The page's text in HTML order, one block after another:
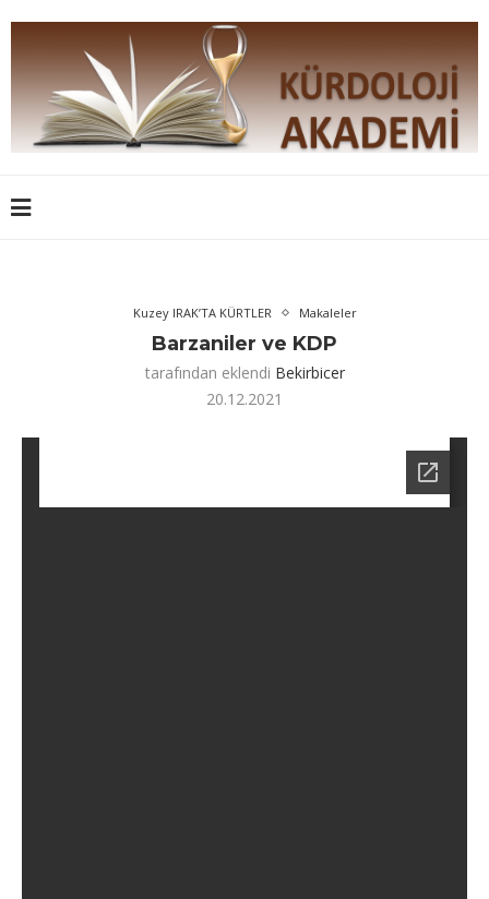
Kuzey IRAK’TA KÜRTLER Makaleler
Barzaniler ve KDP
tarafından eklendi Bekirbicer
20.12.2021